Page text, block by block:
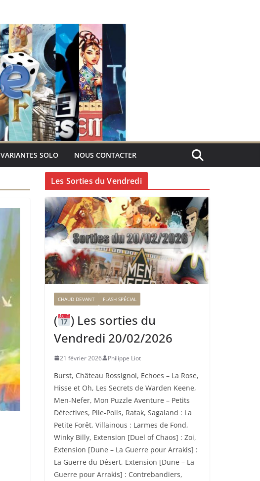
VARIANTES SOLO NOUS CONTACTER
Les Sorties du Vendredi
CHAUD DEVANT FLASH SPÉCIAL
(
) Les sorties du
Vendredi 20/02/2026
21 février 2026 Philippe Liot
Burst, Château Rossignol, Echoes – La Rose,
Hisse et Oh, Les Secrets de Warden Keene,
Men-Nefer, Mon Puzzle Aventure – Petits
Détectives, Pile-Poils, Ratak, Sagaland : La
Petite Forêt, Villainous : Larmes de Fond,
Winky Billy, Extension [Duel of Chaos] : Zoi,
Extension [Dune – La Guerre pour Arrakis] :
La Guerre du Désert, Extension [Dune – La
Guerre pour Arrakis] : Contrebandiers,